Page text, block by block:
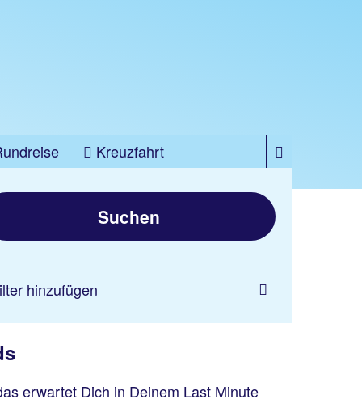
Kreuzfahrt
Suchen
hinzufügen
erwartet Dich in Deinem Last Minute
100 % Weiterempfehlung